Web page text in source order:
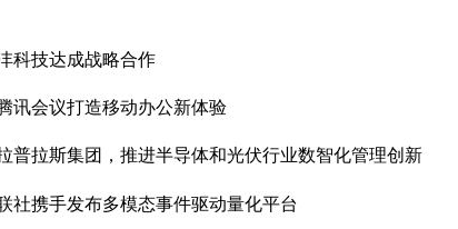
科技达成战略合作
讯会议打造移动办公新体验
普拉斯集团，推进半导体和光伏行业数智化管理创新
社携手发布多模态事件驱动量化平台